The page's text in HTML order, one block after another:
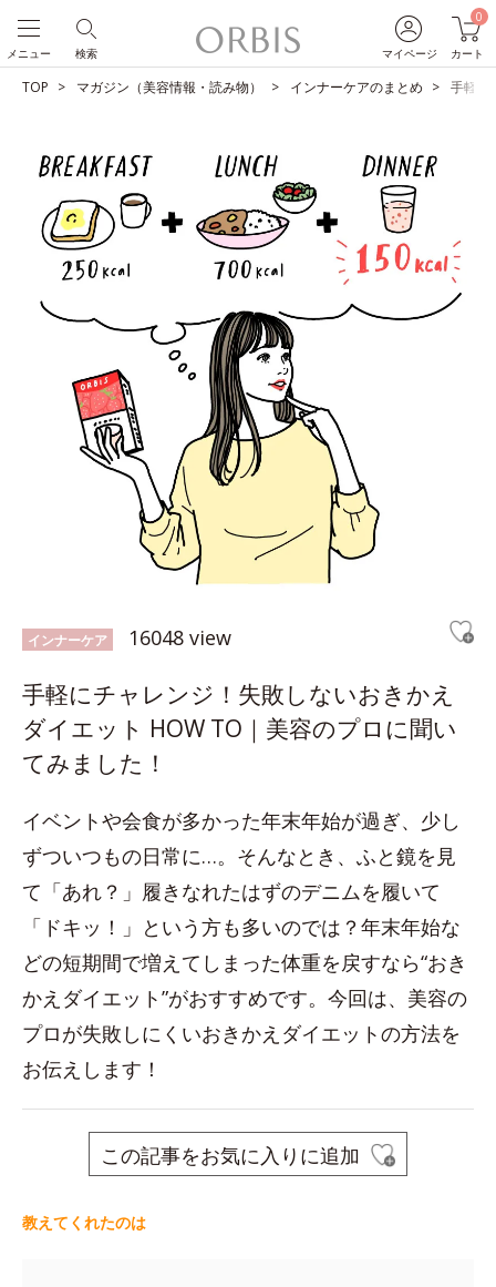
マイページ
0
カート
検索
メニュー
TOP マガジン（美容情報・読み物） インナーケアのまとめ 手軽に
インナーケア 16048 view
手軽にチャレンジ！失敗しないおきかえ
ダイエット HOW TO｜美容のプロに聞い
てみました！
イベントや会食が多かった年末年始が過ぎ、少し
ずついつもの日常に…。そんなとき、ふと鏡を見
て「あれ？」履きなれたはずのデニムを履いて
「ドキッ！」という方も多いのでは？年末年始な
どの短期間で増えてしまった体重を戻すなら“おき
かえダイエット”がおすすめです。今回は、美容の
プロが失敗しにくいおきかえダイエットの方法を
お伝えします！
この記事をお気に入りに追加
教えてくれたのは